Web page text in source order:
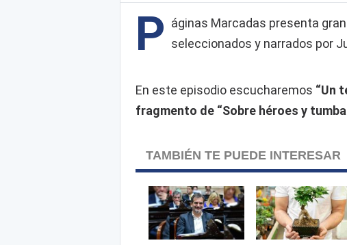
P áginas Marcadas presenta
seleccionados y narrados por
En este episodio escucharemos “Un
fragmento de “Sobre héroes y
TAMBIÉN TE PUEDE INTERESAR